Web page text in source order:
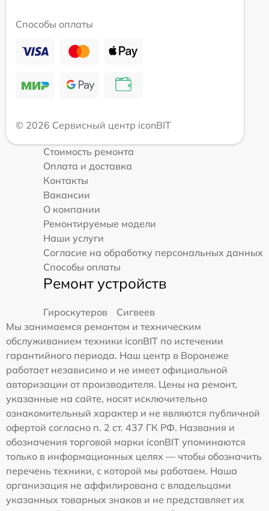
Способы оплаты
© 2026 Сервисный центр iconBIT
Стоимость ремонта
Оплата и доставка
Контакты
Вакансии
О компании
Ремонтируемые модели
Наши услуги
Согласие на обработку персональных данных
Способы оплаты
Ремонт устройств
Гироскутеров
Сигвеев
Мы занимаемся ремонтом и техническим
обслуживанием техники iconBIT по истечении
гарантийного периода. Наш центр в Воронеже
работает независимо и не имеет официальной
авторизации от производителя. Цены на ремонт,
указанные на сайте, носят исключительно
ознакомительный характер и не являются публичной
офертой согласно п. 2 ст. 437 ГК РФ. Названия и
обозначения торговой марки iconBIT упоминаются
только в информационных целях — чтобы обозначить
перечень техники, с которой мы работаем. Наша
организация не аффилирована с владельцами
указанных товарных знаков и не представляет их